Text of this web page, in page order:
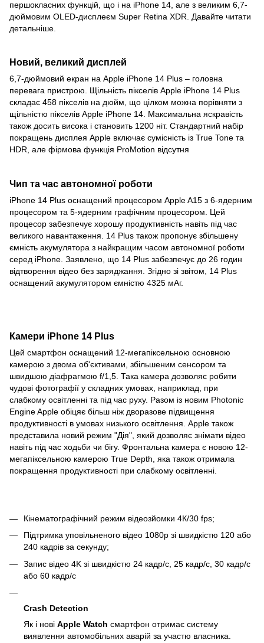
першокласних функцій, що і на iPhone 14, але з великим 6,7-
дюймовим OLED-дисплеєм Super Retina XDR. Давайте читати
детальніше.
Новий, великий дисплей
6,7-дюймовий екран на Apple iPhone 14 Plus – головна
перевага пристрою. Щільність пікселів Apple iPhone 14 Plus
складає 458 пікселів на дюйм, що цілком можна порівняти з
щільністю пікселів Apple iPhone 14. Максимальна яскравість
також досить висока і становить 1200 ніт. Стандартний набір
покращень дисплея Apple включає сумісність із True Tone та
HDR, але фірмова функція ProMotion відсутня
Чип та час автономної роботи
iPhone 14 Plus оснащений процесором Apple A15 з 6-ядерним
процесором та 5-ядерним графічним процесором. Цей
процесор забезпечує хорошу продуктивність навіть під час
великого навантаження. 14 Plus також пропонує збільшену
ємність акумулятора з найкращим часом автономної роботи
серед iPhone. Заявлено, що 14 Plus забезпечує до 26 годин
відтворення відео без заряджання. Згідно зі звітом, 14 Plus
оснащений акумулятором ємністю 4325 мАг.
Камери iPhone 14 Plus
Цей смартфон оснащений 12-мегапіксельною основною
камерою з двома об'єктивами, збільшеним сенсором та
швидшою діафрагмою f/1,5. Така камера дозволяє робити
чудові фотографії у складних умовах, наприклад, при
слабкому освітленні та під час руху. Разом із новим Photonic
Engine Apple обіцяє більш ніж дворазове підвищення
продуктивності в умовах низького освітлення. Apple також
представила новий режим "Дія", який дозволяє знімати відео
навіть під час ходьби чи бігу. Фронтальна камера є новою 12-
мегапіксельною камерою True Depth, яка також отримала
покращення продуктивності при слабкому освітленні.
Кінематографічний режим відеозйомки 4К/30 fps;
Підтримка уповільненого відео 1080p зі швидкістю 120 або
240 кадрів за секунду;
Запис відео 4K зі швидкістю 24 кадр/с, 25 кадр/с, 30 кадр/с
або 60 кадр/с
Crash Detection
Як і нові Apple Watch смартфон отримає систему
виявлення автомобільних аварій за участю власника.